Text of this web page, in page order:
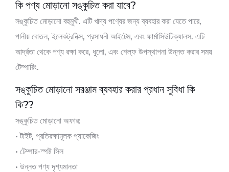
কি পণ্য মোড়ানো সঙ্কুচিত করা যাবে?
সঙ্কুচিত মোড়ানো বহুমুখী. এটি খাদ্য পণ্যের জন্য ব্যবহার করা যেতে পারে,
পানীয় বোতল, ইলেকট্রনিক্স, প্রসাধনী আইটেম, এবং ফার্মাসিউটিক্যালস. এটি
আর্দ্রতা থেকে পণ্য রক্ষা করে, ধুলো, এবং শেল্ফ উপস্থাপনা উন্নত করার সময়
টেম্পারিং.
সঙ্কুচিত মোড়ানো সরঞ্জাম ব্যবহার করার প্রধান সুবিধা কি
কি??
সঙ্কুচিত মোড়ানো অফার:
• টাইট, প্রতিরক্ষামূলক প্যাকেজিং
• টেম্পার-স্পষ্ট সিল
• উন্নত পণ্য দৃশ্যমানতা